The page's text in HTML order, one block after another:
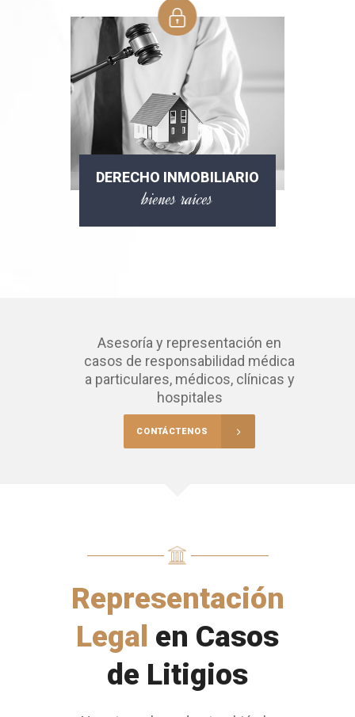
DERECHO INMOBILIARIO
bienes raíces
Asesoría y representación en
casos de responsabilidad médica
a particulares, médicos, clínicas y
hospitales
CONTÁCTENOS
Representación
Legal en Casos
de Litigios